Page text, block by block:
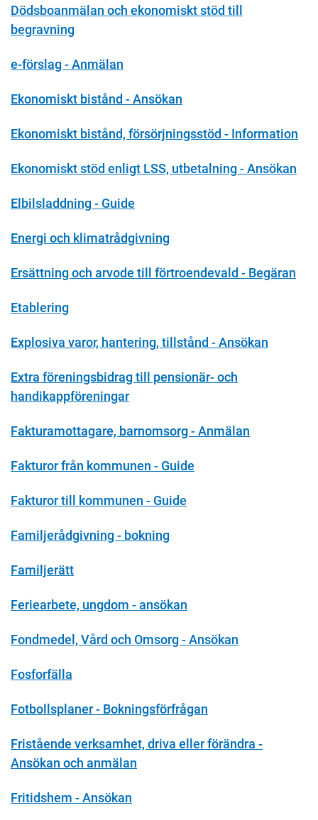
Dödsboanmälan och ekonomiskt stöd till
begravning
e-förslag - Anmälan
Ekonomiskt bistånd - Ansökan
Ekonomiskt bistånd, försörjningsstöd - Information
Ekonomiskt stöd enligt LSS, utbetalning - Ansökan
Elbilsladdning - Guide
Energi och klimatrådgivning
Ersättning och arvode till förtroendevald - Begäran
Etablering
Explosiva varor, hantering, tillstånd - Ansökan
Extra föreningsbidrag till pensionär- och
handikappföreningar
Fakturamottagare, barnomsorg - Anmälan
Fakturor från kommunen - Guide
Fakturor till kommunen - Guide
Familjerådgivning - bokning
Familjerätt
Feriearbete, ungdom - ansökan
Fondmedel, Vård och Omsorg - Ansökan
Fosforfälla
Fotbollsplaner - Bokningsförfrågan
Fristående verksamhet, driva eller förändra -
Ansökan och anmälan
Fritidshem - Ansökan